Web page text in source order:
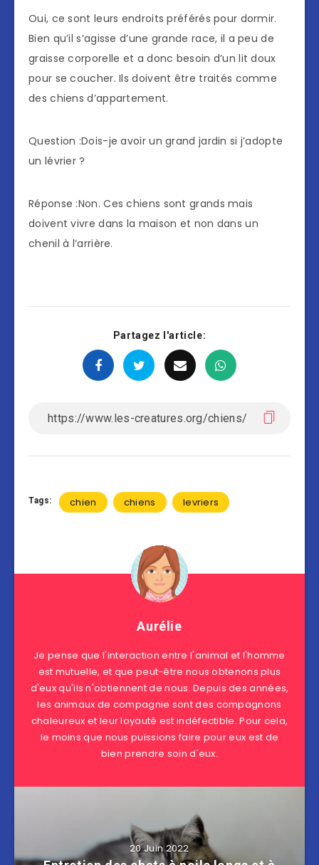
Oui, ce sont leurs endroits préférés pour dormir.
Bien qu’il s’agisse d’une grande race, il a peu de
graisse corporelle et a donc besoin d’un lit doux
pour se coucher. Ils doivent être traités comme
des chiens d’appartement.
Question :Dois-je avoir un grand jardin si j’adopte
un lévrier ?
Réponse :Non. Ces chiens sont grands mais
doivent vivre dans la maison et non dans un
chenil à l’arrière.
Partagez l'article:
Tags: chien chiens levriers
Aurélie
Je pense que l'interaction entre l'animal et l'homme
est mutuelle, et que peut-être nous obtenons plus
d'eux qu'ils n'obtiennent de nous. Depuis des années,
les animaux de compagnie sont des compagnons
chaleureux et leur loyauté est indéfectible. Pour cela,
le moins que nous puissions faire pour eux est de
bien prendre soin d'eux.
20 Juin 2022